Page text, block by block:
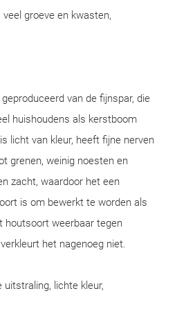
veel groeve en kwasten,
van de fijnspar, die
huishoudens als kerstboom
licht van kleur, heeft fijne nerven
grenen, weinig noesten en
zacht, waardoor het een
is om bewerkt te worden als
houtsoort weerbaar tegen
het nagenoeg niet.
uitstraling, lichte kleur,